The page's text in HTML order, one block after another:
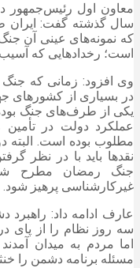
معاون اول رئیس‌جمهور
سال گذشته گفت: ایران
است؛ رخدادهایی که
وی افزود: زمانی که جنگ
در بسیاری از
یکی از طرف‌های جنگ بوده
عملکرد دولت در
مطلوب بوده است. البته
نقدها باید با در نظر
جنگ رمضان مطرح
غیرکارشناسی پرهیز شود.
سه روز نظام را از پای
اما مردم به میدان
مسئله برنامه دشمن را